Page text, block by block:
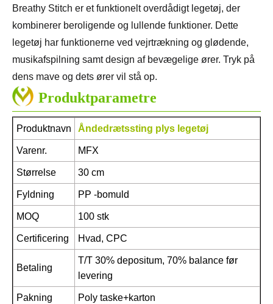
Breathy Stitch er et funktionelt overdådigt legetøj, der
kombinerer beroligende og lullende funktioner. Dette
legetøj har funktionerne ved vejrtrækning og glødende,
musikafspilning samt design af bevægelige ører. Tryk på
dens mave og dets ører vil stå op.
Produktparametre
Produktnavn Åndedrætssting plys legetøj
Varenr. MFX
Størrelse 30 cm
Fyldning PP -bomuld
MOQ 100 stk
Certificering Hvad, CPC
Betaling
T/T 30% depositum, 70% balance før
levering
Pakning Poly taske+karton